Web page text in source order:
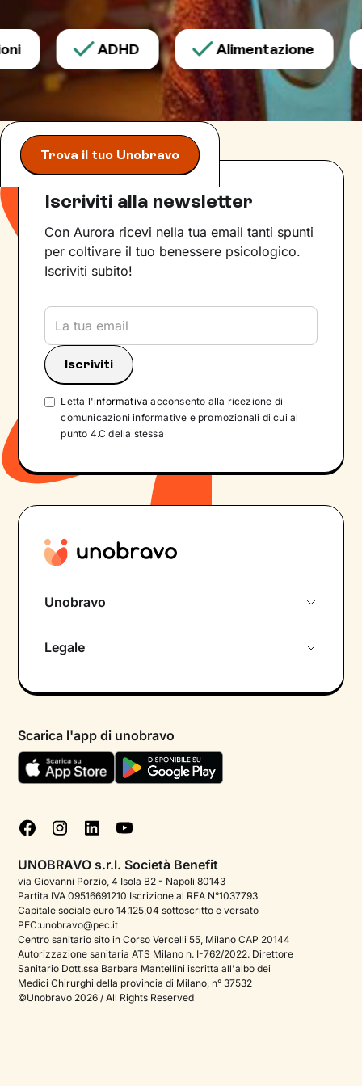
ADHD Alimentazione
Trova il tuo Unobravo
Iscriviti alla newsletter
Con Aurora ricevi nella tua email tanti spunti
per coltivare il tuo benessere psicologico.
Iscriviti subito!
Letta l'informativa acconsento alla ricezione di
comunicazioni informative e promozionali di cui al
punto 4.C della stessa
Unobravo
Psicologo in chat
Aiuto urgente
FAQ
Podcast di psicologia
Corporate
Psicologo italiano all'estero
Sala stampa
Bandi e premi
Legale
Termini e condizioni
Informativa Privacy
Cookie policy
Gestisci cookie
Scarica l'app di unobravo
UNOBRAVO s.r.l. Società Benefit
via Giovanni Porzio, 4 Isola B2 - Napoli 80143
Partita IVA 09516691210 Iscrizione al REA N°1037793
Capitale sociale euro 14.125,04 sottoscritto e versato
PEC:unobravo@pec.it
Centro sanitario sito in Corso Vercelli 55, Milano CAP 20144
Autorizzazione sanitaria ATS Milano n. I-762/2022. Direttore
Sanitario Dott.ssa Barbara Mantellini iscritta all'albo dei
Medici Chirurghi della provincia di Milano, n° 37532
©Unobravo 2026 / All Rights Reserved